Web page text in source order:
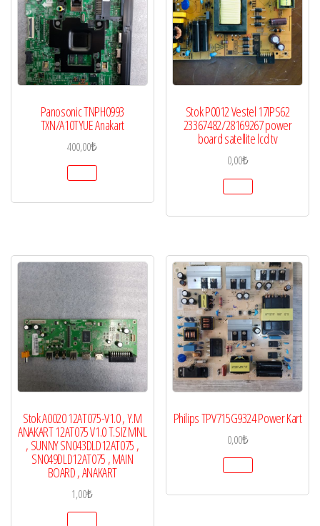
Panosonic TNPH0993
TXN/A10TYUE Anakart
400,00₺
Stok P0012 Vestel 17IPS62
23367482/28169267 power
board satellite lcd tv
0,00₺
Stok A0020 12AT075-V1.0 , Y.M
ANAKART 12AT075 V1.0 T.SIZ MNL
, SUNNY SN043DLD12AT075 ,
SN049DLD12AT075 , MAIN
BOARD , ANAKART
1,00₺
Philips TPV715G9324 Power Kart
0,00₺